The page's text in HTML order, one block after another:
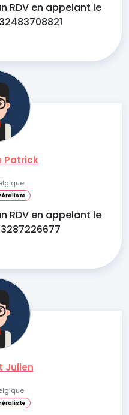
RDV en appelant le
Patrick
RDV en appelant le
Julien